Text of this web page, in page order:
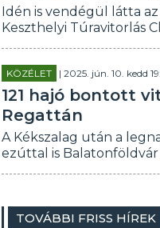
Idén is vendégül látta
Keszthelyi Túravitorlás
KÖZÉLET | 2025. jún. 10. kedd
121 hajó bontott
Regattán
A Kékszalag után a
ezúttal is
TOVÁBBI FRISS HÍREK